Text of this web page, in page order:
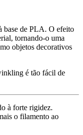
base de PLA. O efeito
tornando-o uma
objetos decorativos
é tão fácil de
à forte rigidez.
o filamento ao